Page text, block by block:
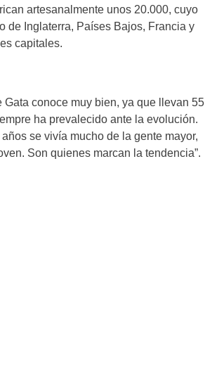
artesanalmente unos 20.000, cuyo
de Inglaterra, Países Bajos, Francia y
capitales.
conoce muy bien, ya que llevan 55
ha prevalecido ante la evolución.
se vivía mucho de la gente mayor,
Son quienes marcan la tendencia”.